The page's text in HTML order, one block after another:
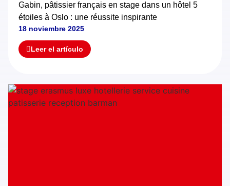
Gabin, pâtissier français en stage dans un hôtel 5
étoiles à Oslo : une réussite inspirante
18 noviembre 2025
Leer el artículo